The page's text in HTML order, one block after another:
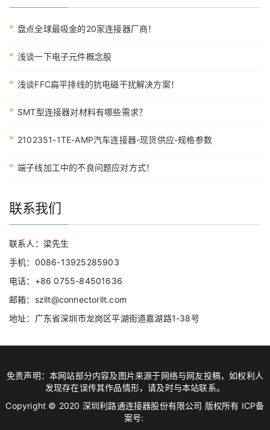
盘点全球最吸金的20家连接器厂商！
浅谈一下电子元件概念股
浅谈FFC扁平排线的抗电磁干扰解决方案！
SMT型连接器对材料有哪些需求？
2102351-1TE-AMP汽车连接器-现货供应-规格参数
端子线加工中的不良问题应对方式！
联系我们
联系人：梁先生
手机：0086-13925285903
电话：+86 0755-84501636
邮箱：szllt@connectorllt.com
地址：广东省深圳市龙岗区平湖街道嘉湖路1-38号
免责声明：本网站部分内容及图片来源于网络与网友投稿，如权利人
发现存在误传其作品情形，请及时与本站联系。
Copyright © 2020 深圳利路通连接器股份有限公司 版权所有 ICP备
案号: